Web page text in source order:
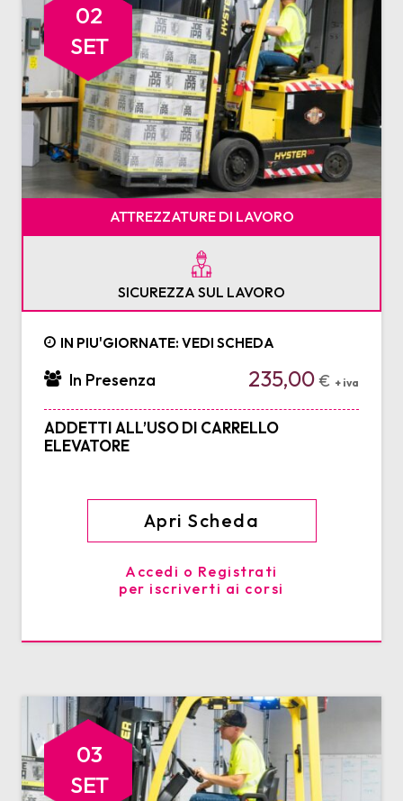
02
SET
ATTREZZATURE DI LAVORO
SICUREZZA SUL LAVORO
IN PIU'GIORNATE: VEDI SCHEDA
235,00€ + iva
In Presenza
ADDETTI ALL’USO DI CARRELLO
ELEVATORE
Apri Scheda
Accedi o Registrati
per iscriverti ai corsi
03
SET